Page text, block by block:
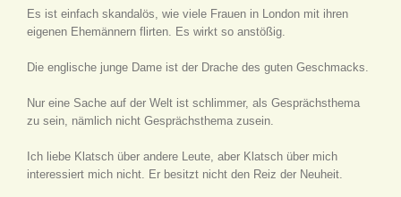
Es ist einfach skandalös, wie viele Frauen in London mit ihren
eigenen Ehemännern flirten. Es wirkt so anstößig.
Die englische junge Dame ist der Drache des guten Geschmacks.
Nur eine Sache auf der Welt ist schlimmer, als Gesprächsthema
zu sein, nämlich nicht Gesprächsthema zusein.
Ich liebe Klatsch über andere Leute, aber Klatsch über mich
interessiert mich nicht. Er besitzt nicht den Reiz der Neuheit.